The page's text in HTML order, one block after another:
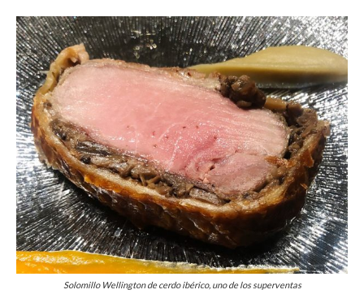
Solomillo Wellington de cerdo ibérico, uno de los superventas